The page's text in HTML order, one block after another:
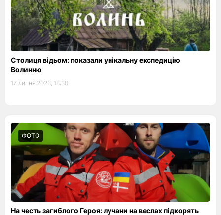
Столиця відьом: показали унікальну експедицію
Волинню
17 липня 2023, 18:30
ФОТО
На честь загиблого Героя: лучани на веслах підкорять